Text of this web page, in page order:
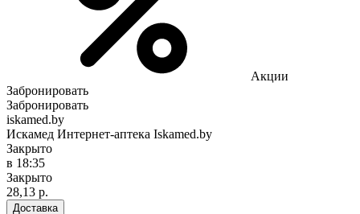
Акции
Забронировать
Забронировать
iskamed.by
Искамед Интернет-аптека Iskamed.by
Закрыто
в 18:35
Закрыто
28,13 р.
Доставка